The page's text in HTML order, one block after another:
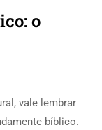
o
vale lembrar
bíblico.